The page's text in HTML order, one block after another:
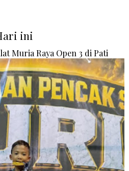
ini
Muria Raya Open 3 di Pati